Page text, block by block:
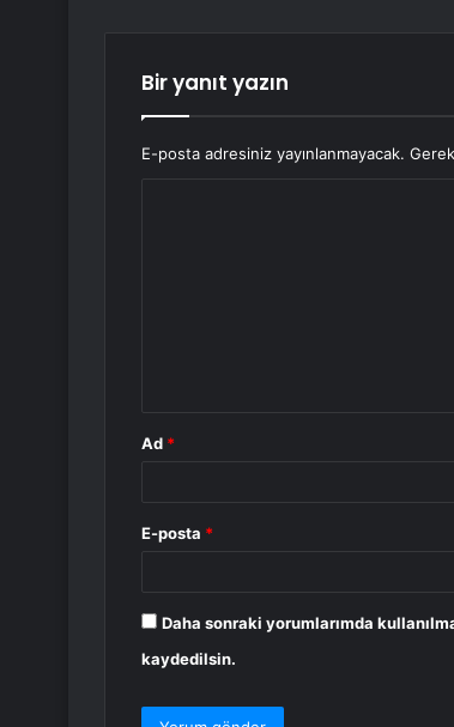
Bir yanıt yazın
E-posta adresiniz yayınlanmayacak.
Ad *
E-posta *
Daha sonraki yorumlarımda
kaydedilsin.